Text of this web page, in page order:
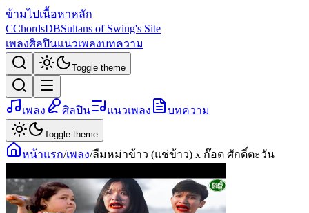
ข้ามไปเนื้อหาหลัก
CChordsDBSultans of Swing's Site
เพลงศิลปินแนวเพลงบทความ
Toggle theme
เพลง ศิลปิน แนวเพลง บทความ
Toggle theme
หน้าแรก/เพลง/ลืมหม่าข้าว (แช่ข้าว) x ก๊อต ศักดิ์ตะวัน